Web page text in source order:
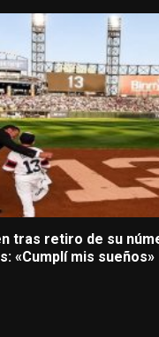
tras retiro de su
«Cumplí mis sueños»